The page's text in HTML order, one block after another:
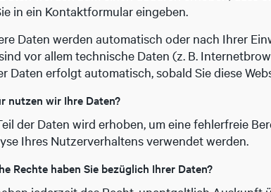
in ein Kontaktformular eingeben.
Daten werden automatisch oder nach Ihrer
vor allem technische Daten (z. B.
Daten erfolgt automatisch, sobald Sie diese
nutzen wir Ihre Daten?
der Daten wird erhoben, um eine fehlerfreie
Ihres Nutzerverhaltens verwendet werden.
Rechte haben Sie bezüglich Ihrer Daten?